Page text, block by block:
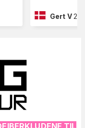
Gert V
TIL